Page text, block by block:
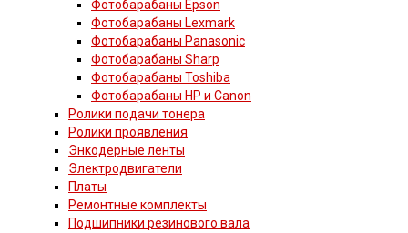
Фотобарабаны Epson
Фотобарабаны Lexmark
Фотобарабаны Panasonic
Фотобарабаны Sharp
Фотобарабаны Toshiba
Фотобарабаны HP и Canon
Ролики подачи тонера
Ролики проявления
Энкодерные ленты
Электродвигатели
Платы
Ремонтные комплекты
Подшипники резинового вала